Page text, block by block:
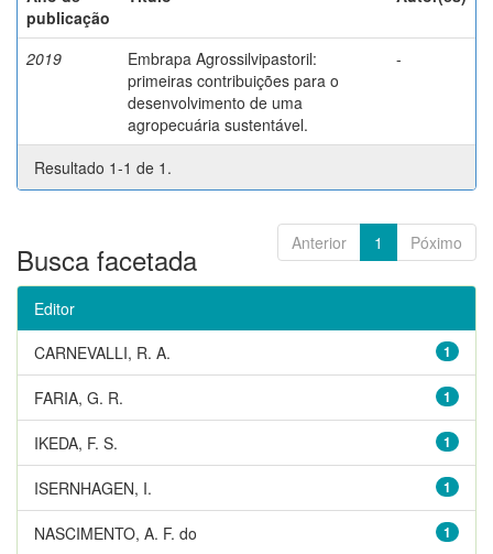
publicação
2019
Embrapa Agrossilvipastoril:
primeiras contribuições para o
desenvolvimento de uma
agropecuária sustentável.
-
Resultado 1-1 de 1.
Anterior 1 Póximo
Busca facetada
Editor
1
CARNEVALLI, R. A.
1
FARIA, G. R.
1
IKEDA, F. S.
1
ISERNHAGEN, I.
1
NASCIMENTO, A. F. do